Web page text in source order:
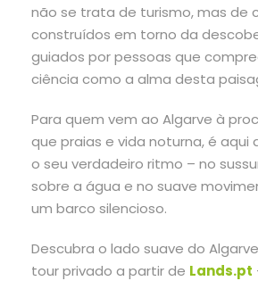
não se trata de turismo, mas de
construídos em torno da
guiados por pessoas que
ciência como a alma desta
Para quem vem ao Algarve à
que praias e vida noturna, é aqui
o seu verdadeiro ritmo – no
sobre a água e no suave
um barco silencioso.
Descubra o lado suave do
tour privado a partir de Lands.pt